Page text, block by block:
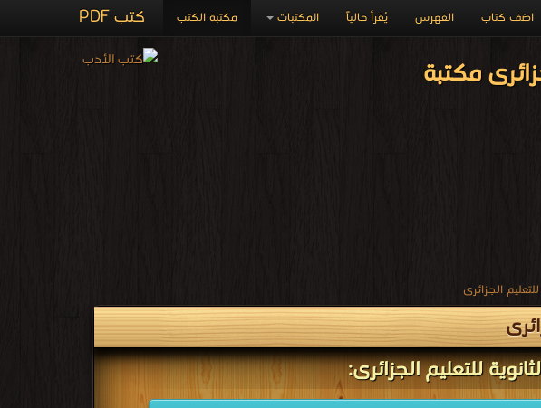
كتب PDF مكتبة الكتب المكتبات يُقرأ حالياً الفهرس اضف كتاب
مكتبة
الجزائرى
للتعليم الجزائرى: